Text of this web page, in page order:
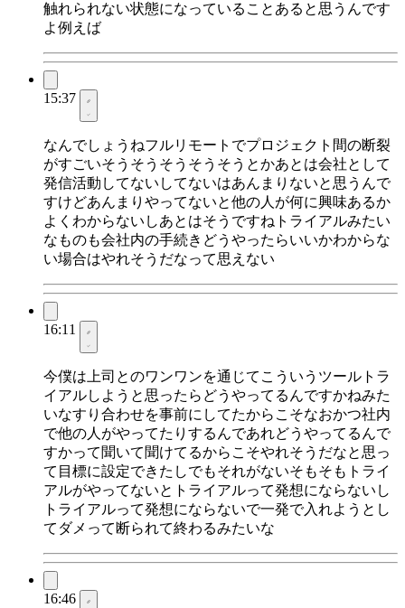
触れられない状態になっていることあると思うんです
よ例えば
15:37
なんでしょうねフルリモートでプロジェクト間の断裂
がすごいそうそうそうそうそうとかあとは会社として
発信活動してないしてないはあんまりないと思うんで
すけどあんまりやってないと他の人が何に興味あるか
よくわからないしあとはそうですねトライアルみたい
なものも会社内の手続きどうやったらいいかわからな
い場合はやれそうだなって思えない
16:11
今僕は上司とのワンワンを通じてこういうツールトラ
イアルしようと思ったらどうやってるんですかねみた
いなすり合わせを事前にしてたからこそなおかつ社内
で他の人がやってたりするんであれどうやってるんで
すかって聞いて聞けてるからこそやれそうだなと思っ
て目標に設定できたしでもそれがないそもそもトライ
アルがやってないとトライアルって発想にならないし
トライアルって発想にならないで一発で入れようとし
てダメって断られて終わるみたいな
16:46